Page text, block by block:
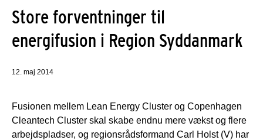
Store forventninger til
energifusion i Region Syddanmark
12. maj 2014
Fusionen mellem Lean Energy Cluster og Copenhagen
Cleantech Cluster skal skabe endnu mere vækst og flere
arbejdspladser, og regionsrådsformand Carl Holst (V) har